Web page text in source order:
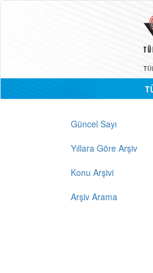
Güncel Sayı
Yıllara Göre Arşiv
Konu Arşivi
Arşiv Arama